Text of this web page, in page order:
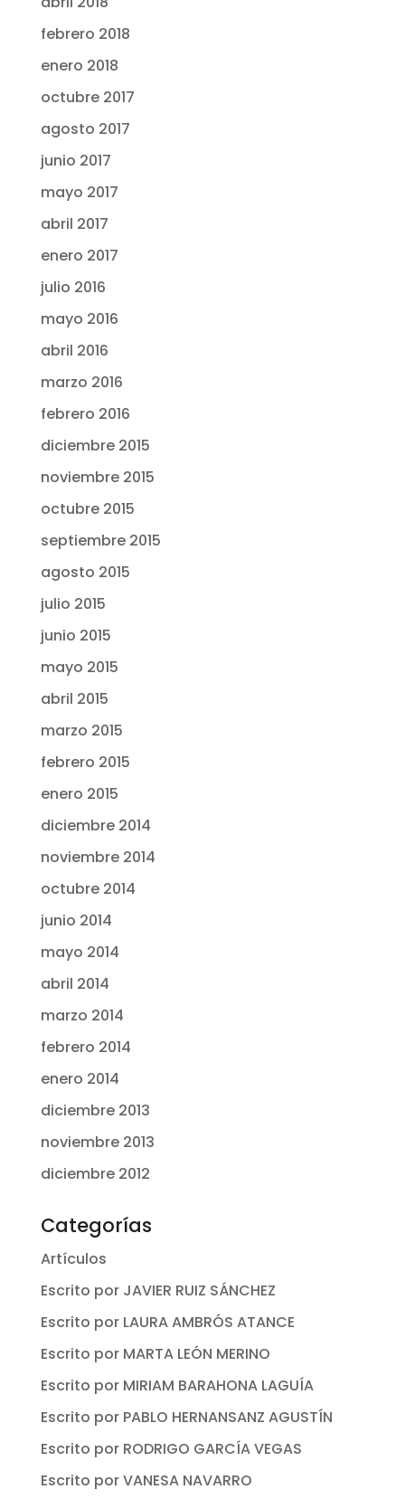
febrero 2018
enero 2018
octubre 2017
agosto 2017
junio 2017
mayo 2017
abril 2017
enero 2017
julio 2016
mayo 2016
abril 2016
marzo 2016
febrero 2016
diciembre 2015
noviembre 2015
octubre 2015
septiembre 2015
agosto 2015
julio 2015
junio 2015
mayo 2015
abril 2015
marzo 2015
febrero 2015
enero 2015
diciembre 2014
noviembre 2014
octubre 2014
junio 2014
mayo 2014
abril 2014
marzo 2014
febrero 2014
enero 2014
diciembre 2013
noviembre 2013
diciembre 2012
Categorías
Artículos
Escrito por JAVIER RUIZ SÁNCHEZ
Escrito por LAURA AMBRÓS ATANCE
Escrito por MARTA LEÓN MERINO
Escrito por MIRIAM BARAHONA LAGUÍA
Escrito por PABLO HERNANSANZ AGUSTÍN
Escrito por RODRIGO GARCÍA VEGAS
Escrito por VANESA NAVARRO